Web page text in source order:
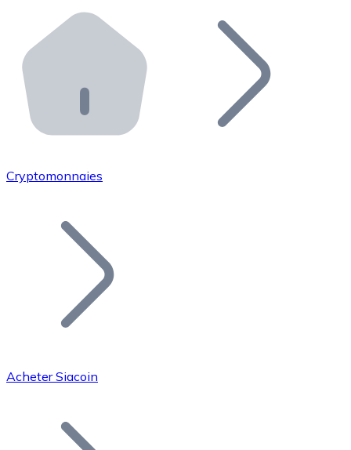
Distributeurs automatiques Bitnovo
Intégrez un ATM Bitnovo dans votre entreprise et
API Bitnovo
Intégrez notre API dans votre écosystème.
Rejoignez notre réseau de distributeurs et
Ajoutez le token de votre projet à notre service
Bitcoin
Cryptomonnaies
Acheter Siacoin